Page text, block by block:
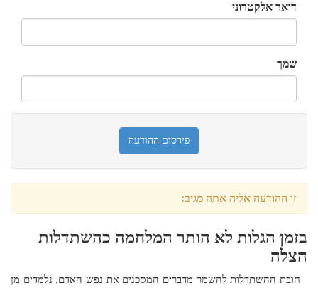
דואר אלקטרוני
שמך
זו ההודעה אליה אתה מגיב:
בזמן הגלות לא הותר המלחמה כהשתדלות
הצלה
חובת ההשתדלות להשמר מדברים המסכנים את נפש האדם, נלמדים מן